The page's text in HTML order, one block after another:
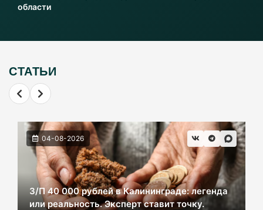
области
СТАТЬИ
04-08-2026
З/П 40 000 рублей в Калининграде: легенда
или реальность. Эксперт ставит точку.